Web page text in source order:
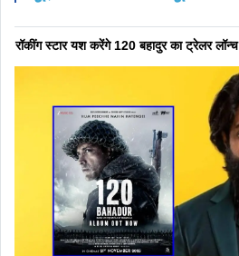
रॉकींग स्टार यश करेंगे 120 बहादुर का ट्रेलर लॉन्च